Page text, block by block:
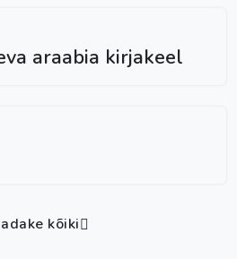
araabia kirjakeel
kõiki